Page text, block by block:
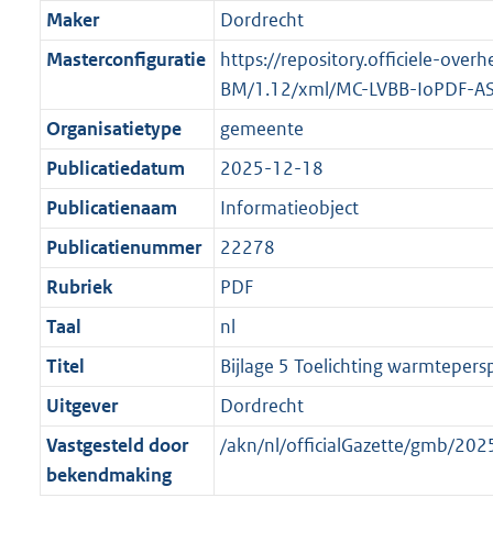
i
n
f
r
m
a
a
t
b
e
k
n
d
o
t
t
e
:
2
K
b
Maker
Dordrecht
Masterconfiguratie
https://repository.officiele-
BM/1.12/xml/MC-LVBB-IoPDF-
Organisatietype
gemeente
Publicatiedatum
2025-12-18
Publicatienaam
Informatieobject
Publicatienummer
22278
Rubriek
PDF
Taal
nl
Titel
Bijlage 5 Toelichting
Uitgever
Dordrecht
Vastgesteld door
bekendmaking
/akn/nl/officialGazette/gmb/